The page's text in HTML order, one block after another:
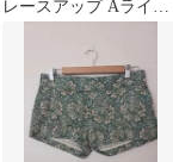
レースアップ Aライン